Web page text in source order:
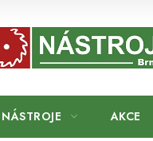
NÁSTROJE AKCE